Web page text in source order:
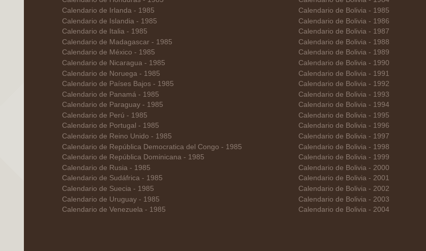
Calendario de Irlanda - 1985
Calendario de Islandia - 1985
Calendario de Italia - 1985
Calendario de Madagascar - 1985
Calendario de México - 1985
Calendario de Nicaragua - 1985
Calendario de Noruega - 1985
Calendario de Países Bajos - 1985
Calendario de Panamá - 1985
Calendario de Paraguay - 1985
Calendario de Perú - 1985
Calendario de Portugal - 1985
Calendario de Reino Unido - 1985
Calendario de República Democratica del Congo - 1985
Calendario de República Dominicana - 1985
Calendario de Rusia - 1985
Calendario de Sudáfrica - 1985
Calendario de Suecia - 1985
Calendario de Uruguay - 1985
Calendario de Venezuela - 1985
Calendario de Bolivia - 1985
Calendario de Bolivia - 1986
Calendario de Bolivia - 1987
Calendario de Bolivia - 1988
Calendario de Bolivia - 1989
Calendario de Bolivia - 1990
Calendario de Bolivia - 1991
Calendario de Bolivia - 1992
Calendario de Bolivia - 1993
Calendario de Bolivia - 1994
Calendario de Bolivia - 1995
Calendario de Bolivia - 1996
Calendario de Bolivia - 1997
Calendario de Bolivia - 1998
Calendario de Bolivia - 1999
Calendario de Bolivia - 2000
Calendario de Bolivia - 2001
Calendario de Bolivia - 2002
Calendario de Bolivia - 2003
Calendario de Bolivia - 2004